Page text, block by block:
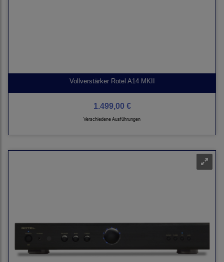
Vollverstärker Rotel A14 MKII
1.499,00 €
Verschiedene Ausführungen